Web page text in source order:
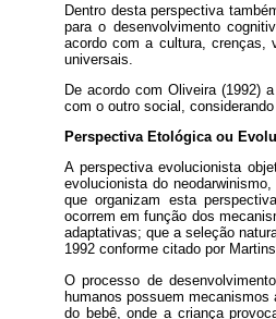
Dentro desta perspectiva
para o desenvolvimento
acordo com a cultura, crenças,
universais.
De acordo com Oliveira (1992)
com o outro social,
Perspectiva Etológica ou
A perspectiva evolucionista
evolucionista do
que organizam esta
ocorrem em função dos
adaptativas; que a seleção
1992 conforme citado por
O processo de
humanos possuem
do bebê, onde a criança